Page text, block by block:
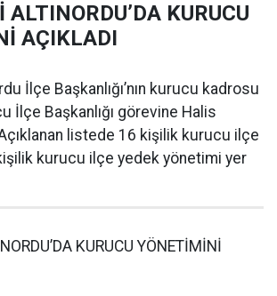
KURUCU
AÇIKLADI
İlçe Başkanlığı’nın kurucu kadrosu
İlçe Başkanlığı görevine Halis
listede 16 kişilik kurucu ilçe
kurucu ilçe yedek yönetimi yer
KURUCU YÖNETİMİNİ